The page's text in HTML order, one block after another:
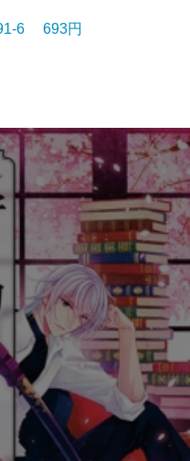
6 693円